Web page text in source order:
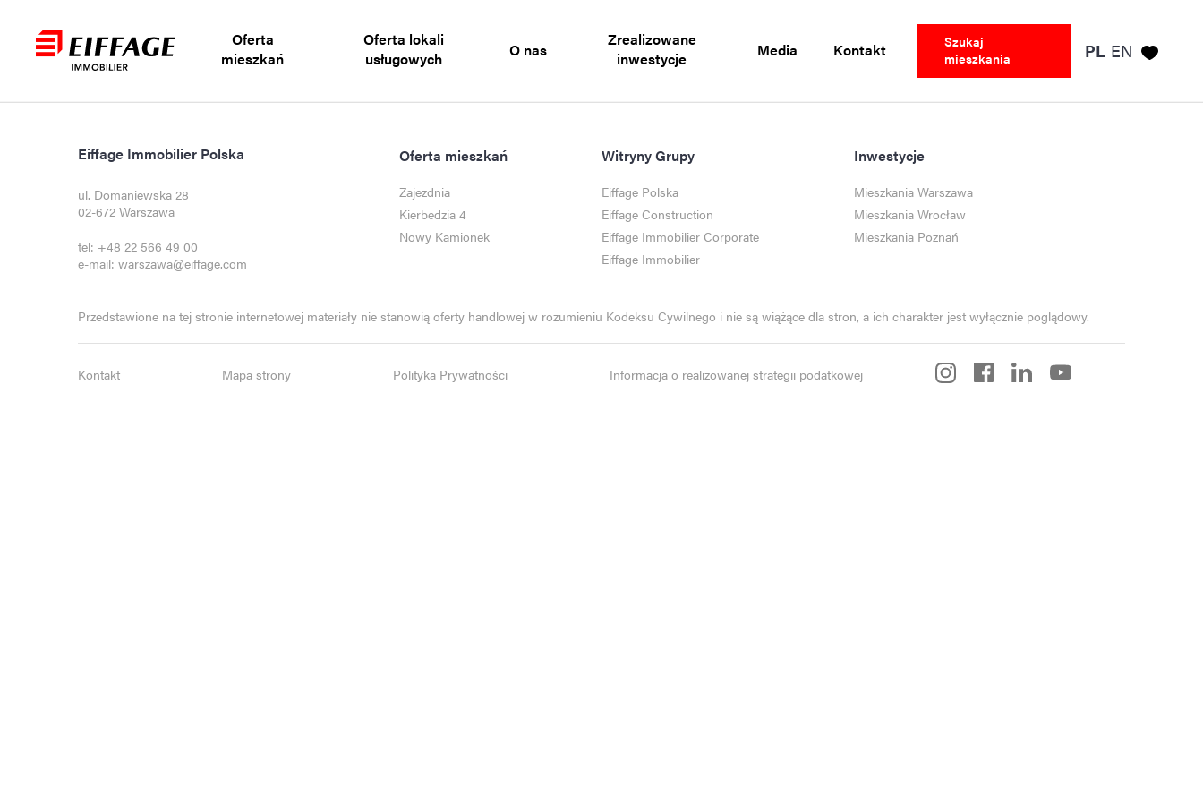
Oferta
mieszkań
Oferta lokali
usługowych
O nas
Zrealizowane
inwestycje
Media Kontakt
Szukaj
mieszkania
PL EN
Eiffage Immobilier Polska
ul. Domaniewska 28
02-672 Warszawa
tel: +48 22 566 49 00
e-mail: warszawa@eiffage.com
Oferta mieszkań
Zajezdnia
Kierbedzia 4
Nowy Kamionek
Witryny Grupy
Eiffage Polska
Eiffage Construction
Eiffage Immobilier Corporate
Eiffage Immobilier
Inwestycje
Mieszkania Warszawa
Mieszkania Wrocław
Mieszkania Poznań
Przedstawione na tej stronie internetowej materiały nie stanowią oferty handlowej w rozumieniu Kodeksu Cywilnego i nie są wiążące dla stron, a ich charakter jest wyłącznie poglądowy.
Kontakt Mapa strony Polityka Prywatności Informacja o realizowanej strategii podatkowej